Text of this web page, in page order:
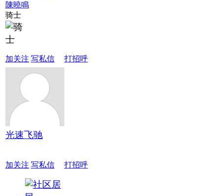
陳曉鳴
骑士
加关注 写私信 打招呼
光速飞驰
加关注 写私信 打招呼